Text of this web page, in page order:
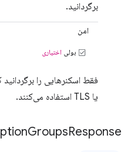
برگردانید.
امن
بولی اختیاری
یا TLS استفاده می‌کنند.
GroupsResponse